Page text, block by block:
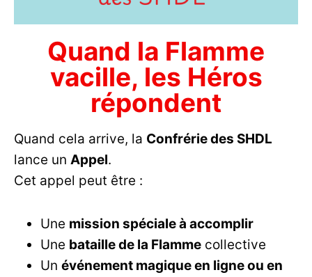
Quand la Flamme
vacille, les Héros
répondent
Quand cela arrive, la Confrérie des SHDL
lance un Appel.
Cet appel peut être :
Une mission spéciale à accomplir
Une bataille de la Flamme collective
Un événement magique en ligne ou en